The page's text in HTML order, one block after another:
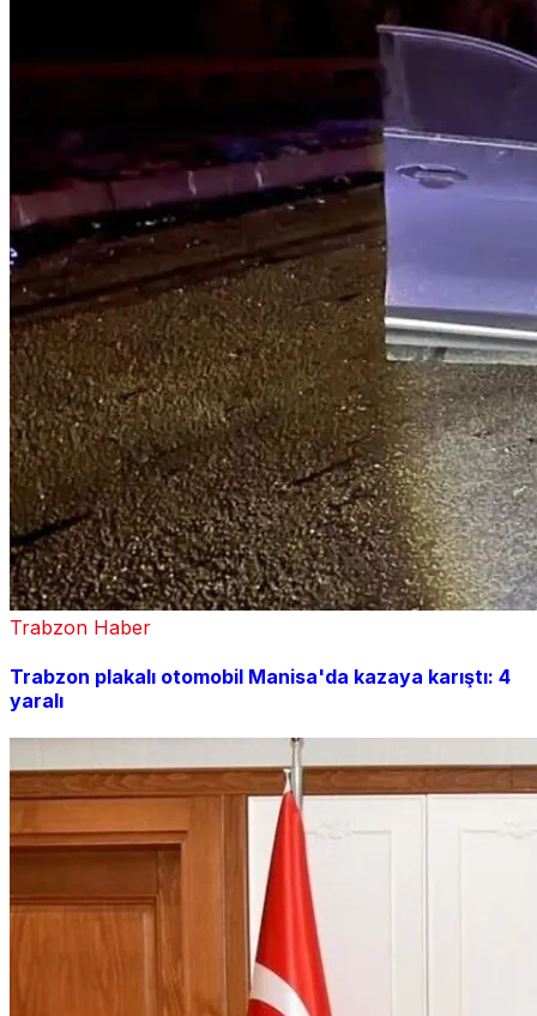
Trabzon Haber
Trabzon plakalı otomobil Manisa'da kazaya karıştı: 4
yaralı